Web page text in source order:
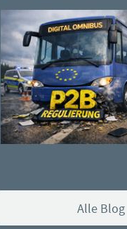
Alle Blog